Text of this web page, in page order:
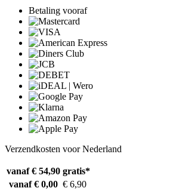
Betaling vooraf
Verzendkosten voor Nederland
vanaf € 54,90 gratis*
vanaf € 0,00 € 6,90